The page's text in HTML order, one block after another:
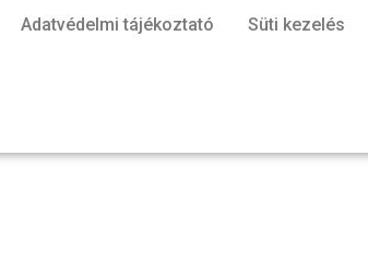
Adatvédelmi tájékoztató Süti kezelés